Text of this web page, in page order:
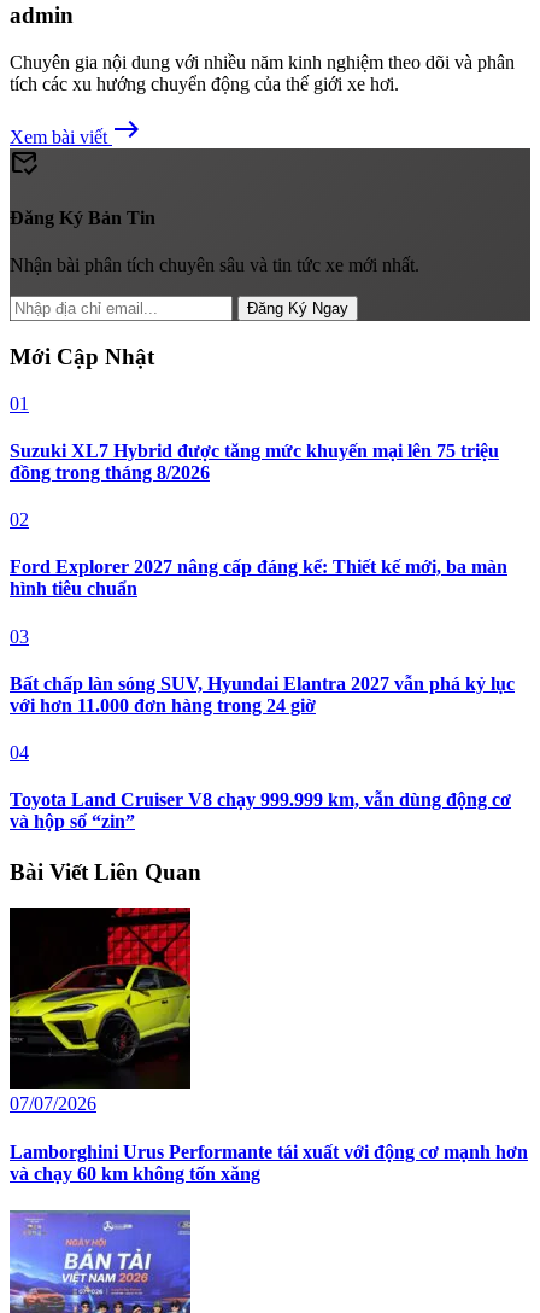
admin
Chuyên gia nội dung với nhiều năm kinh nghiệm theo dõi và phân
tích các xu hướng chuyển động của thế giới xe hơi.
Xem bài viết east
mark_email_read
Đăng Ký Bản Tin
Nhận bài phân tích chuyên sâu và tin tức xe mới nhất.
Đăng Ký Ngay
Mới Cập Nhật
01
Suzuki XL7 Hybrid được tăng mức khuyến mại lên 75 triệu
đồng trong tháng 8/2026
02
Ford Explorer 2027 nâng cấp đáng kể: Thiết kế mới, ba màn
hình tiêu chuẩn
03
Bất chấp làn sóng SUV, Hyundai Elantra 2027 vẫn phá kỷ lục
với hơn 11.000 đơn hàng trong 24 giờ
04
Toyota Land Cruiser V8 chạy 999.999 km, vẫn dùng động cơ
và hộp số “zin”
Bài Viết Liên Quan
07/07/2026
Lamborghini Urus Performante tái xuất với động cơ mạnh hơn
và chạy 60 km không tốn xăng